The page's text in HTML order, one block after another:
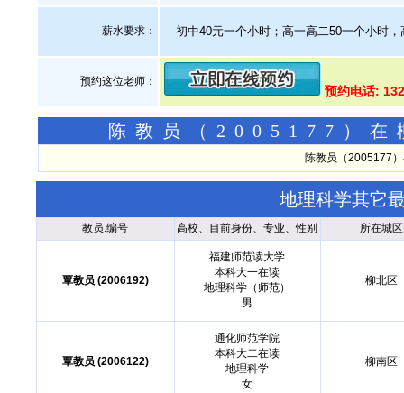
薪水要求： 初中40元一个小时；高一高二50一个小时
预约这位老师：
预约电话:
陈教员（2005177）在
陈教员（2005177
地理科学其它
教员.编号 高校、目前身份、专业、性别 所在城区
覃教员 (2006192)
福建师范读大学
本科大一在读
地理科学（师范）
男
柳北区
覃教员 (2006122)
通化师范学院
本科大二在读
地理科学
女
柳南区